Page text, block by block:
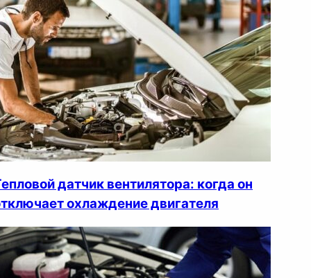
датчик вентилятора: когда он
охлаждение двигателя